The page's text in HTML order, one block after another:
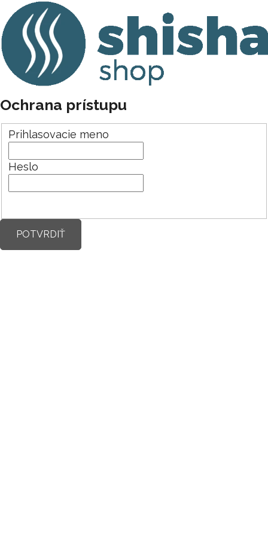
Ochrana prístupu
Prihlasovacie meno
Heslo
POTVRDIŤ